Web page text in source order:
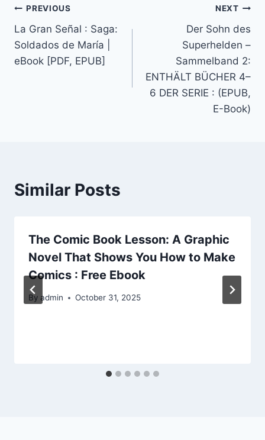
PREVIOUS
La Gran Señal : Saga:
Soldados de María |
eBook [PDF, EPUB]
NEXT
Der Sohn des
Superhelden –
Sammelband 2:
ENTHÄLT BÜCHER 4–
6 DER SERIE : (EPUB,
E-Book)
Similar Posts
The Comic Book Lesson: A Graphic
Novel That Shows You How to Make
Comics : Free Ebook
By admin October 31, 2025